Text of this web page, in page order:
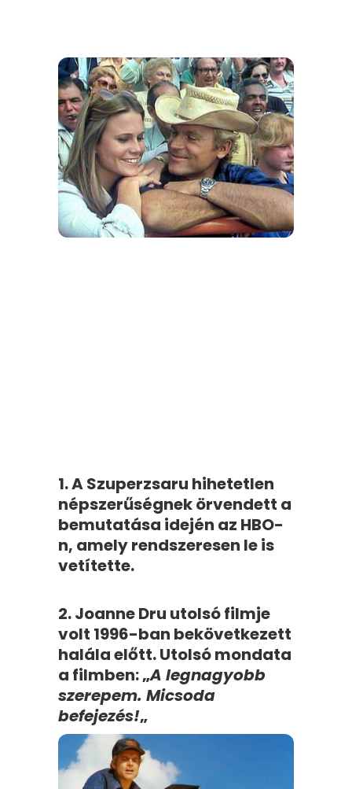
1. A Szuperzsaru hihetetlen
népszerűségnek örvendett a
bemutatása idején az HBO-
n, amely rendszeresen le is
vetítette.
2. Joanne Dru utolsó filmje
volt 1996-ban bekövetkezett
halála előtt. Utolsó mondata
a filmben: „A legnagyobb
szerepem. Micsoda
befejezés!„